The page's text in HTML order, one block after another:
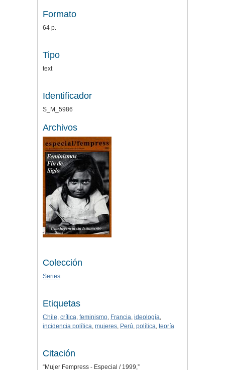
Formato
64 p.
Tipo
text
Identificador
S_M_5986
Archivos
Colección
Series
Etiquetas
Chile, crítica, feminismo, Francia, ideología,
incidencia política, mujeres, Perú, política, teoría
Citación
“Mujer Fempress - Especial / 1999,”